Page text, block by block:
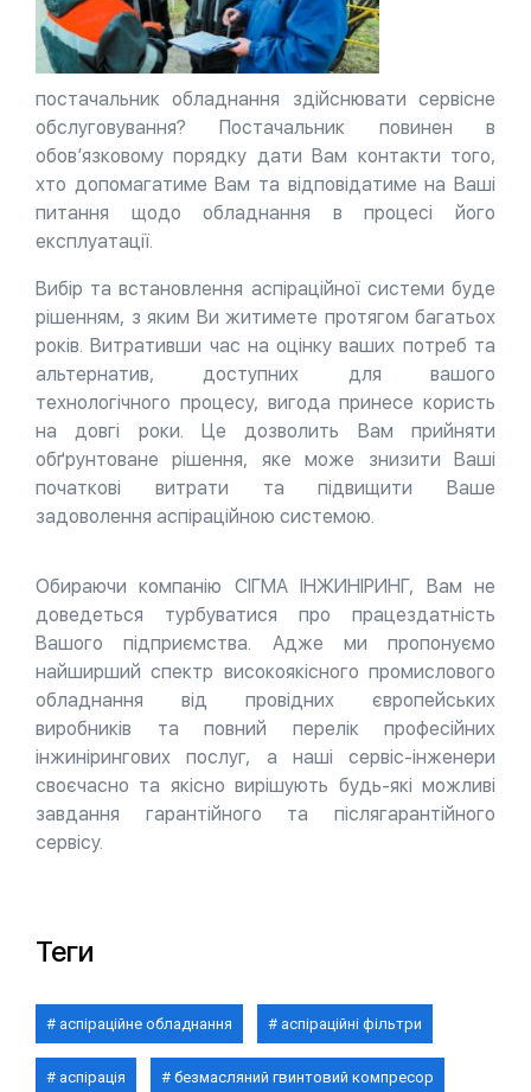
Теги
аспіраційне обладнання аспіраційні фільтри
аспірація безмасляний гвинтовий компресор
постачальник обладнання здійснювати сервісне
обслуговування? Постачальник повинен в
обов’язковому порядку дати Вам контакти того,
хто допомагатиме Вам та відповідатиме на Ваші
питання щодо обладнання в процесі його
експлуатації.
Вибір та встановлення аспіраційної системи буде
рішенням, з яким Ви житимете протягом багатьох
років. Витративши час на оцінку ваших потреб та
альтернатив, доступних для вашого
технологічного процесу, вигода принесе користь
на довгі роки. Це дозволить Вам прийняти
обґрунтоване рішення, яке може знизити Ваші
початкові витрати та підвищити Ваше
задоволення аспіраційною системою.
Обираючи компанію СІГМА ІНЖИНІРИНГ, Вам не
доведеться турбуватися про працездатність
Вашого підприємства. Адже ми пропонуємо
найширший спектр високоякісного промислового
обладнання від провідних європейських
виробників та повний перелік професійних
інжинірингових послуг, а наші сервіс-інженери
своєчасно та якісно вирішують будь-які можливі
завдання гарантійного та післягарантійного
сервісу.